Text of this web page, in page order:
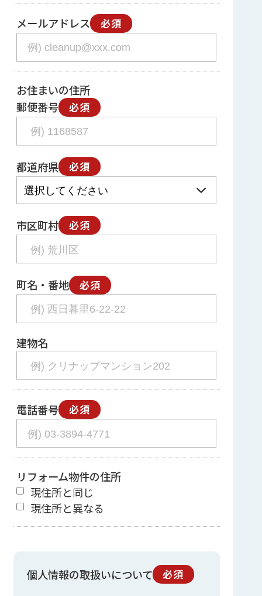
メールアドレス 必須
お住まいの住所
郵便番号
必須
都道府県 必須
市区町村 必須
町名・番地 必須
建物名
電話番号 必須
リフォーム物件の住所
現住所と同じ
現住所と異なる
個人情報の取扱いについて 必須